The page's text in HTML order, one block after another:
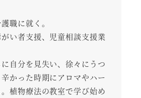
職に就く。
い者支援、児童相談支援業
自分を見失い、徐々にうつ
かった時期にアロマやハー
植物療法の教室で学び始め